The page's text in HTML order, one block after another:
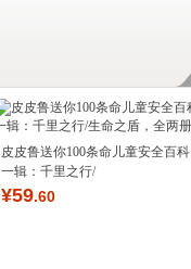
皮皮鲁送你100条命儿童安全百
一辑：千里之行/
¥59.60